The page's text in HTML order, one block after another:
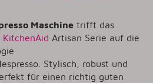
Maschine trifft das
KitchenAid Artisan Serie auf die
Stylisch, robust und
für einen richtig guten